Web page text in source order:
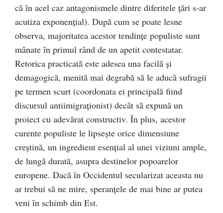
că în acel caz antagonismele dintre diferitele ţări s-ar
acutiza exponenţial). După cum se poate lesne
observa, majoritatea acestor tendinţe populiste sunt
mânate în primul rând de un apetit contestatar.
Retorica practicată este adesea una facilă şi
demagogică, menită mai degrabă să le aducă sufragii
pe termen scurt (coordonata ei principală fiind
discursul antiimigraţionist) decât să expună un
proiect cu adevărat constructiv. În plus, acestor
curente populiste le lipseşte orice dimensiune
creştină, un ingredient esenţial al unei viziuni ample,
de lungă durată, asupra destinelor popoarelor
europene. Dacă în Occidentul secularizat aceasta nu
ar trebui să ne mire, speranţele de mai bine ar putea
veni în schimb din Est.